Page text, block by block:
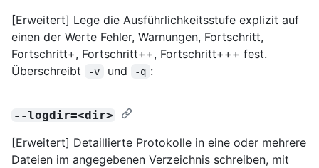
[Erweitert] Lege die Ausführlichkeitsstufe explizit auf
einen der Werte Fehler, Warnungen, Fortschritt,
Fortschritt+, Fortschritt++, Fortschritt+++ fest.
Überschreibt
-v und -q :
--logdir=<dir>
[Erweitert] Detaillierte Protokolle in eine oder mehrere
Dateien im angegebenen Verzeichnis schreiben, mit